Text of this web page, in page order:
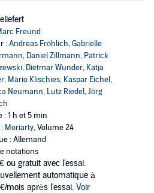
Freund
:Andreas Fröhlich,Gabrielle
, Daniel Zillmann, Patrick
, Dietmar Wunder, Katja
, Mario Klischies, Kaspar Eichel,
Neumann, Lutz Riedel,Jörg
: 1 h et 5 min
Moriarty, Volume 24
: Allemand
notations
ou gratuit avec l'essai.
automatique à
mois après l'essai. Voir